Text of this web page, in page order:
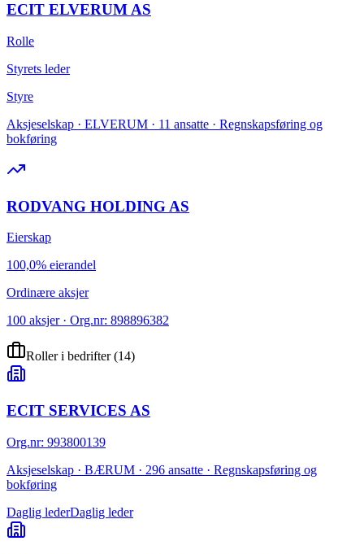
ECIT ELVERUM AS
Rolle
Styrets leder
Styre
Aksjeselskap · ELVERUM · 11 ansatte · Regnskapsføring og
bokføring
RODVANG HOLDING AS
Eierskap
100,0% eierandel
Ordinære aksjer
100 aksjer · Org.nr: 898896382
Roller i bedrifter(14)
ECIT SERVICES AS
Org.nr: 993800139
Aksjeselskap · BÆRUM · 296 ansatte · Regnskapsføring og
bokføring
Daglig lederDaglig leder